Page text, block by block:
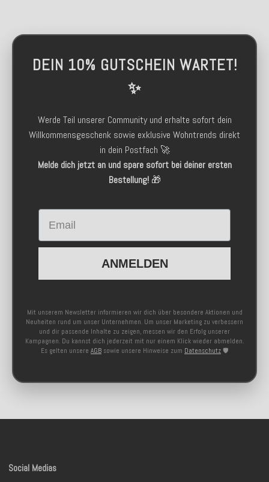
DEIN 10% GUTSCHEIN WARTET!
✨
Werde Teil unserer Community und erhalte sofort dein
Willkommensgeschenk sowie exklusive Wohntrends direkt
in dein Postfach 🚀
Melde dich jetzt an und spare sofort bei deiner ersten
Bestellung!🎁
Email
ANMELDEN
Mit unserem Newsletter informieren wir dich über besondere Aktionen und
Neuheiten rund um unser Unternehmen. Um unser Marketing zu verbessern
und dir passende Inhalte zu zeigen, messen wir den Erfolg unserer
Kampagnen. Du kannst dich jederzeit mit nur einem Klick wieder abmelden.
Es gelten unsere AGB sowie unsere Hinweise zum Datenschutz 🛡️
Social Medias